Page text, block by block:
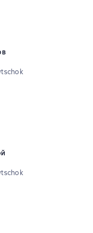
5 на основе 12 оценок
4,9 на основе 80 оценок
4,9 на основе 20 оценок